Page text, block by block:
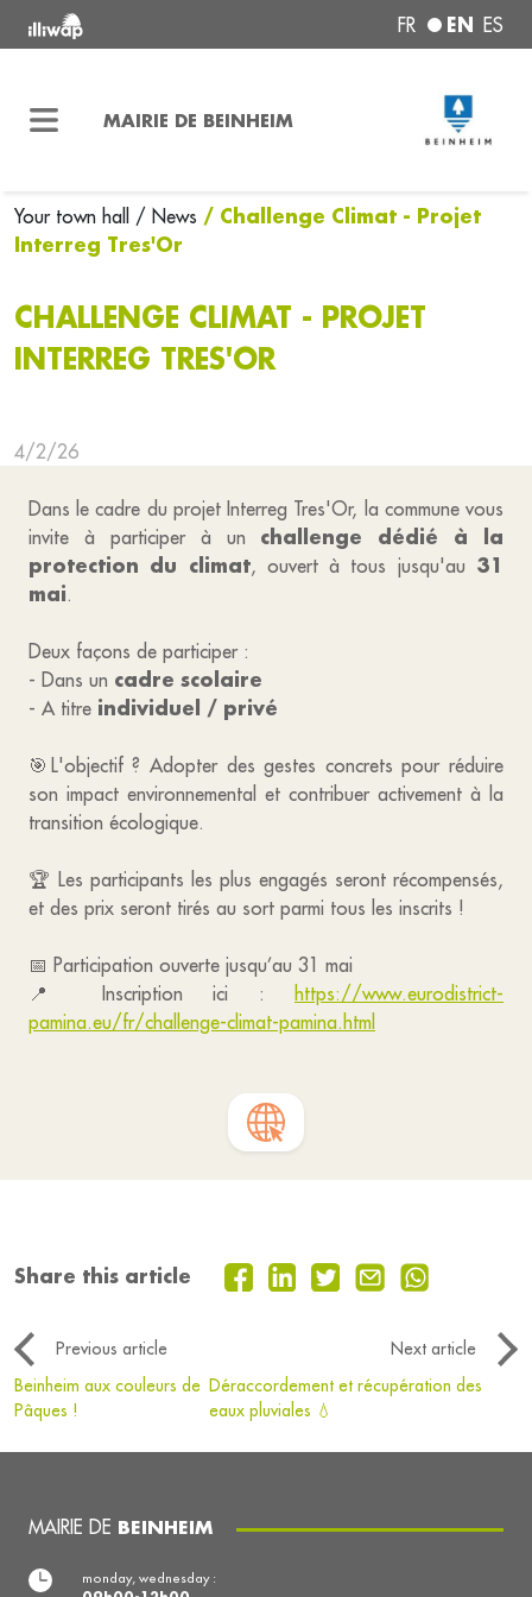
FR EN ES
MAIRIE DE BEINHEIM
Your town hall / News / Challenge Climat - Projet
Interreg Tres'Or
CHALLENGE CLIMAT - PROJET
INTERREG TRES'OR
4/2/26
Dans le cadre du projet Interreg Tres'Or, la commune vous
invite à participer à un challenge dédié à la
protection du climat, ouvert à tous jusqu'au 31
mai.
Deux façons de participer :
- Dans un cadre scolaire
- A titre individuel / privé
🎯L'objectif ? Adopter des gestes concrets pour réduire
son impact environnemental et contribuer activement à la
transition écologique.
🏆 Les participants les plus engagés seront récompensés,
et des prix seront tirés au sort parmi tous les inscrits !
📅 Participation ouverte jusqu’au 31 mai
📍 Inscription ici : https://www.eurodistrict-
pamina.eu/fr/challenge-climat-pamina.html
Share this article
Previous article
Next article
Beinheim aux couleurs de
Pâques !
Déraccordement et récupération des
eaux pluviales 💧
MAIRIE DE BEINHEIM
monday, wednesday :